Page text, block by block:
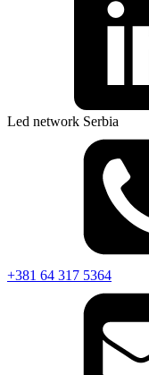
Led network Serbia
+381 64 317 5364